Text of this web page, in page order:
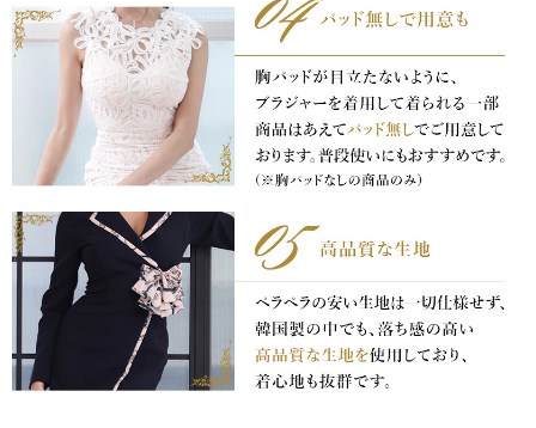
、自分らしく、美しく。-
エレガンスをひとさじー